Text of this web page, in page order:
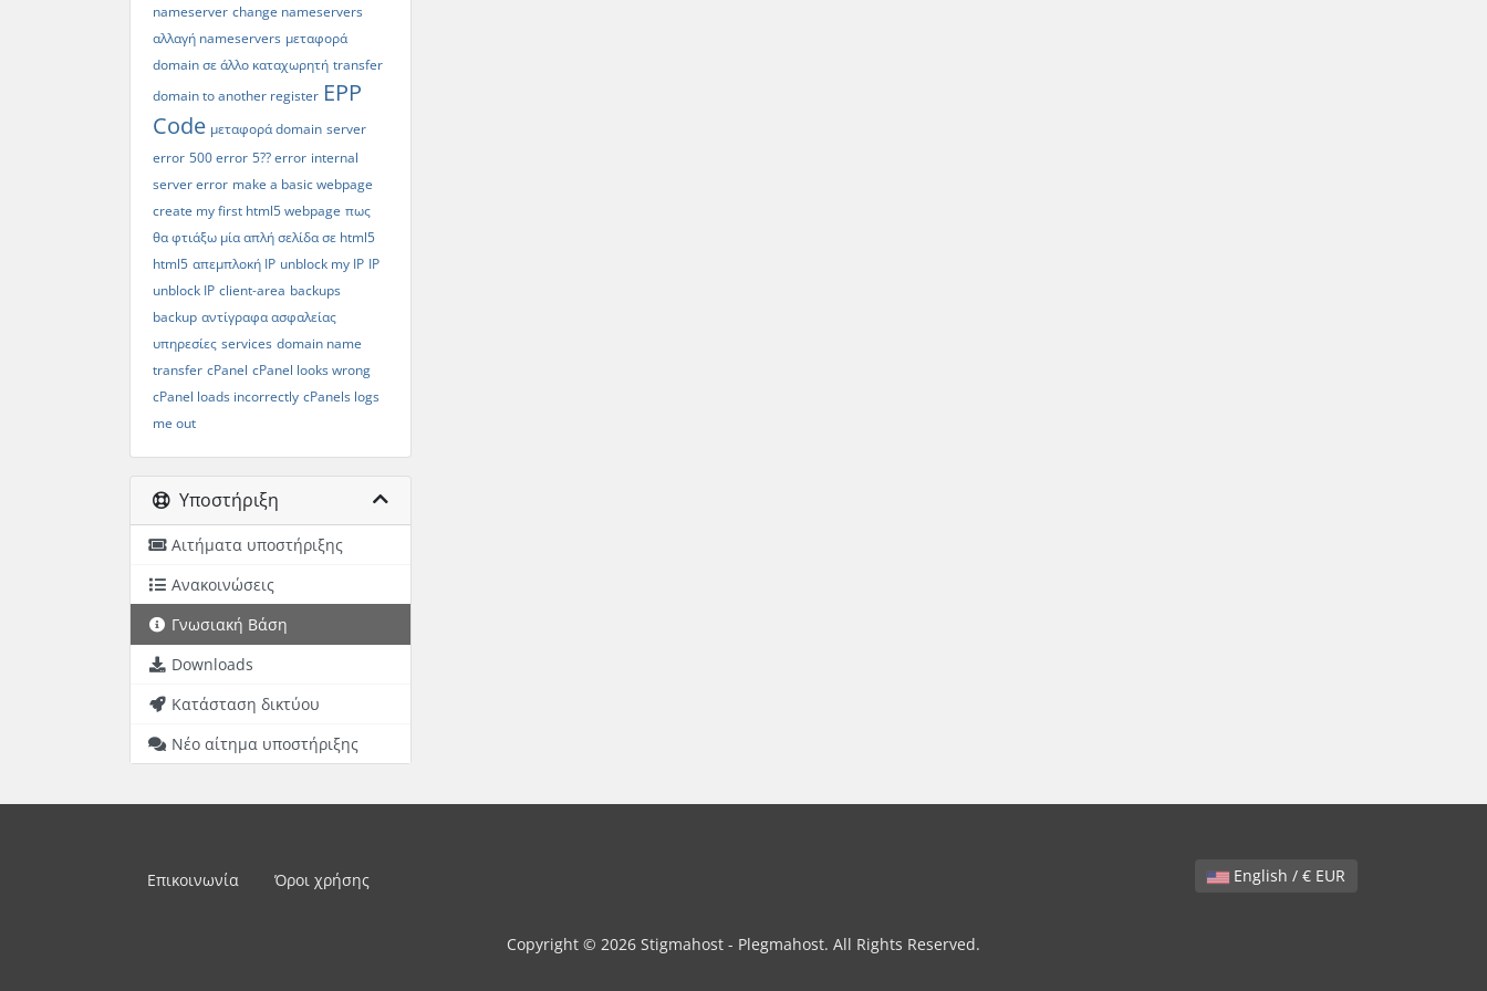
nameserver change nameservers
αλλαγή nameservers μεταφορά
domain σε άλλο καταχωρητή transfer
domain to another register EPP
Code μεταφορά domain server
error 500 error 5?? error internal
server error make a basic webpage
create my first html5 webpage πως
θα φτιάξω μία απλή σελίδα σε html5
html5 απεμπλοκή IP unblock my IP IP
unblock IP client-area backups
backup αντίγραφα ασφαλείας
υπηρεσίες services domain name
transfer cPanel cPanel looks wrong
cPanel loads incorrectly cPanels logs
me out
Υποστήριξη
Αιτήματα υποστήριξης
Ανακοινώσεις
Γνωσιακή Βάση
Downloads
Κατάσταση δικτύου
Νέο αίτημα υποστήριξης
English / € EUR
Επικοινωνία Όροι χρήσης
Copyright © 2026 Stigmahost - Plegmahost. All Rights Reserved.